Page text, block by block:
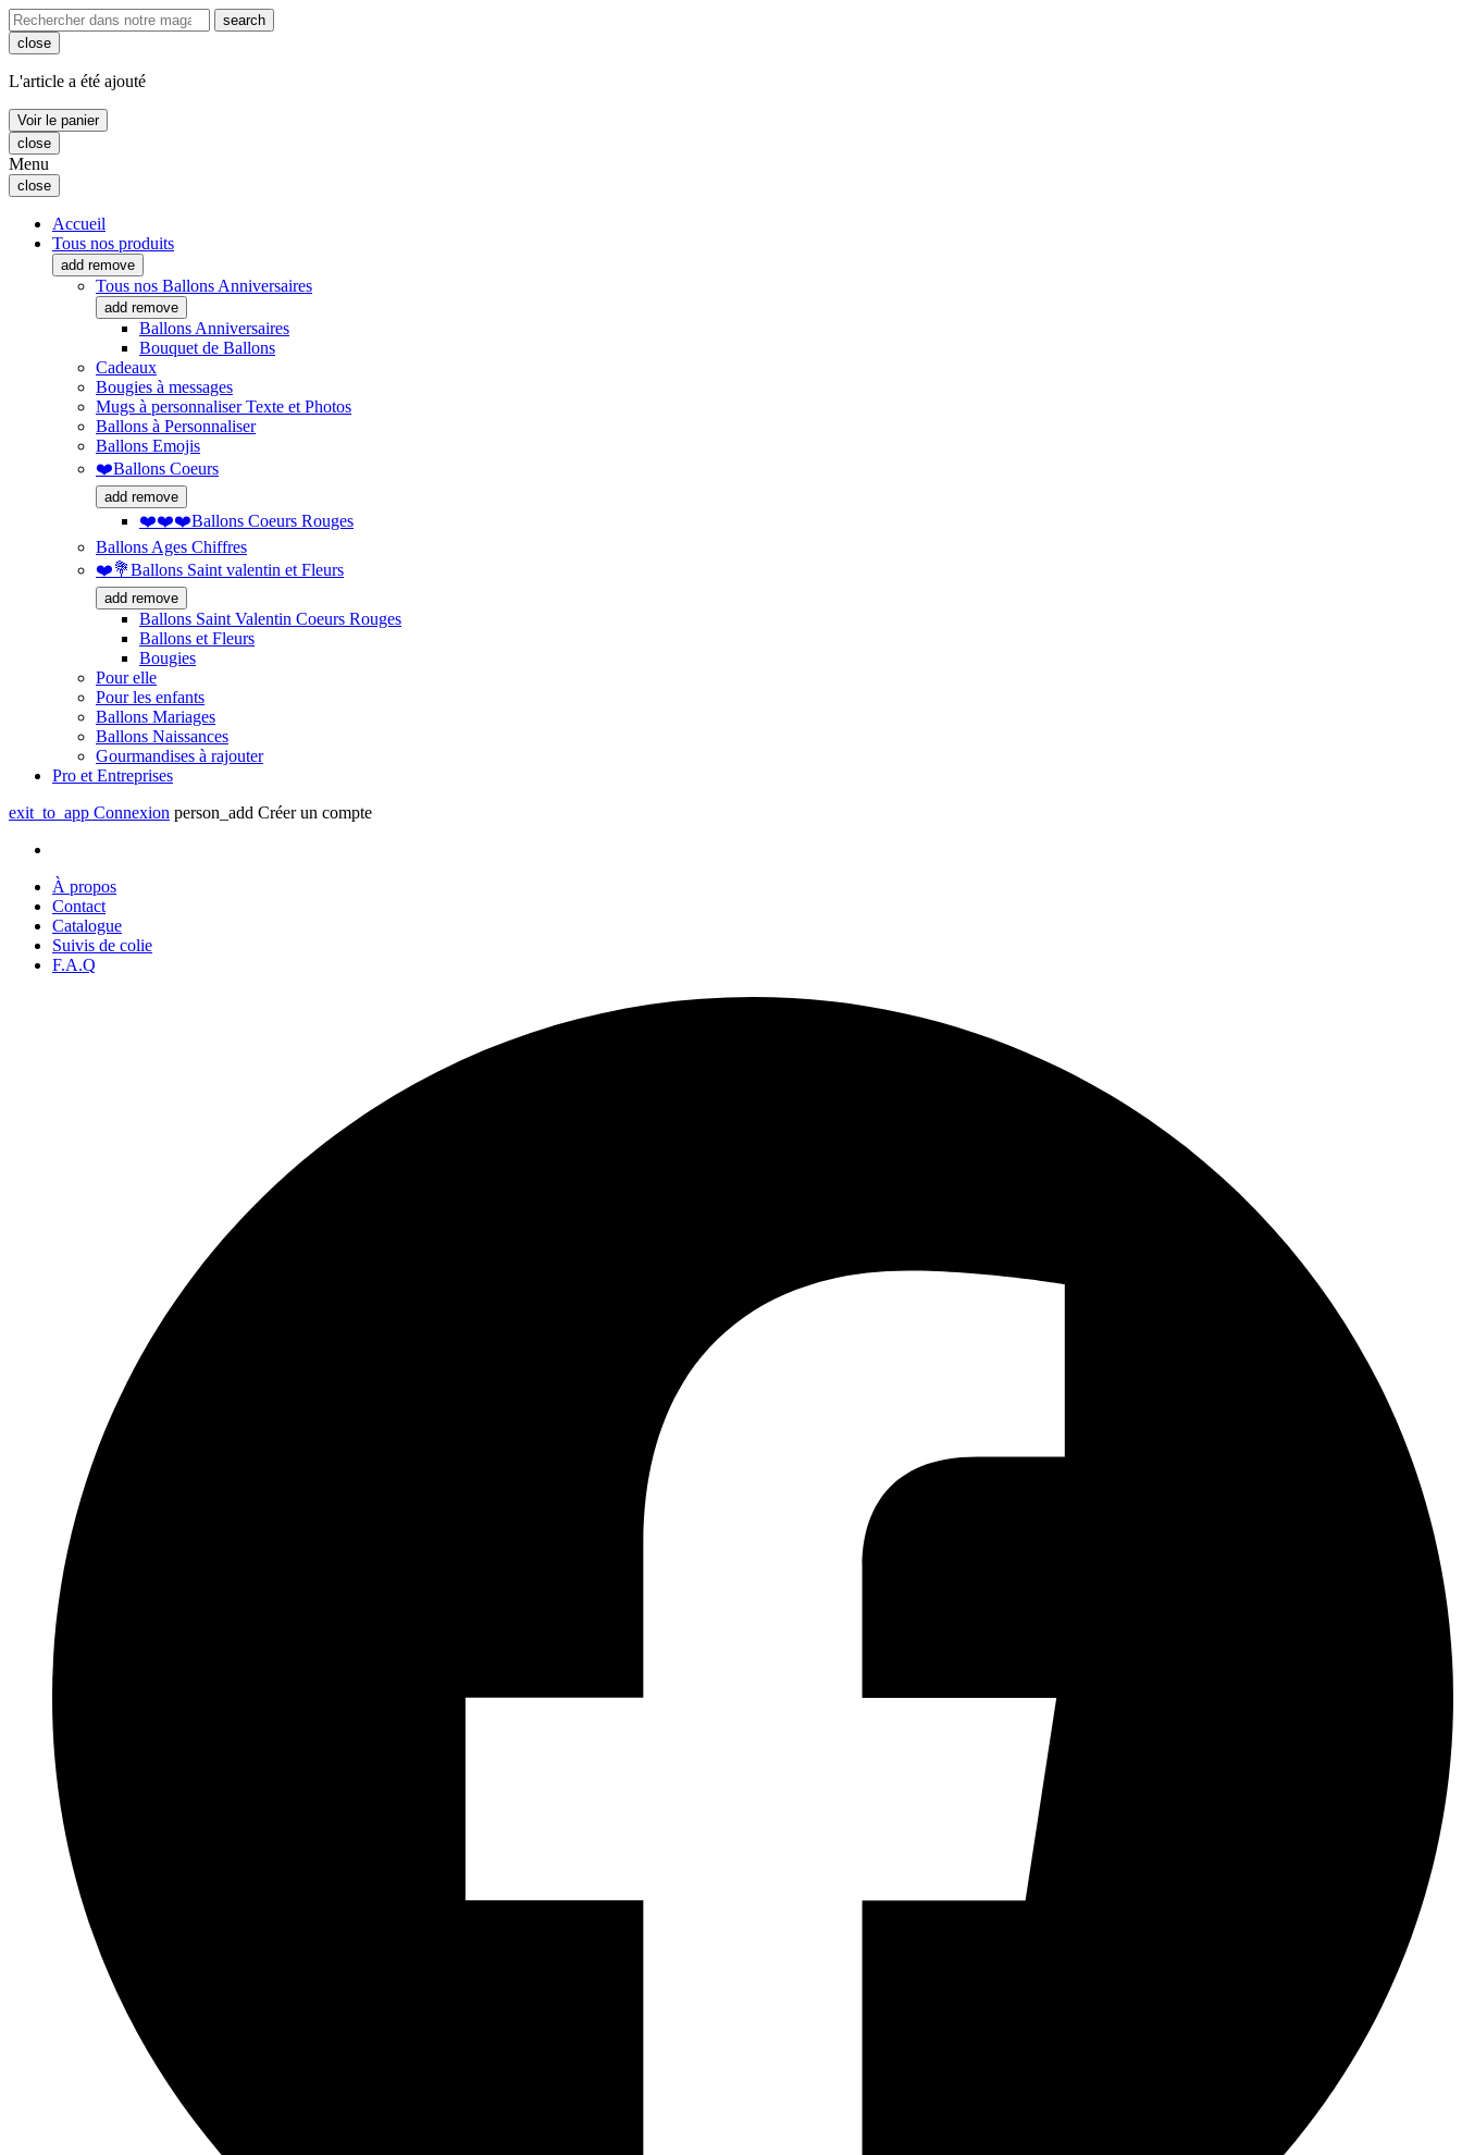
search
close
L'article a été ajouté
Voir le panier
close
Menu
close
Accueil
Tous nos produits
add remove
Tous nos Ballons Anniversaires
add remove
Ballons Anniversaires
Bouquet de Ballons
Cadeaux
Bougies à messages
Mugs à personnaliser Texte et Photos
Ballons à Personnaliser
Ballons Emojis
❤️Ballons Coeurs
add remove
❤️❤️❤️Ballons Coeurs Rouges
Ballons Ages Chiffres
❤️💐Ballons Saint valentin et Fleurs
add remove
Ballons Saint Valentin Coeurs Rouges
Ballons et Fleurs
Bougies
Pour elle
Pour les enfants
Ballons Mariages
Ballons Naissances
Gourmandises à rajouter
Pro et Entreprises
exit_to_app Connexion person_add Créer un compte
À propos
Contact
Catalogue
Suivis de colie
F.A.Q